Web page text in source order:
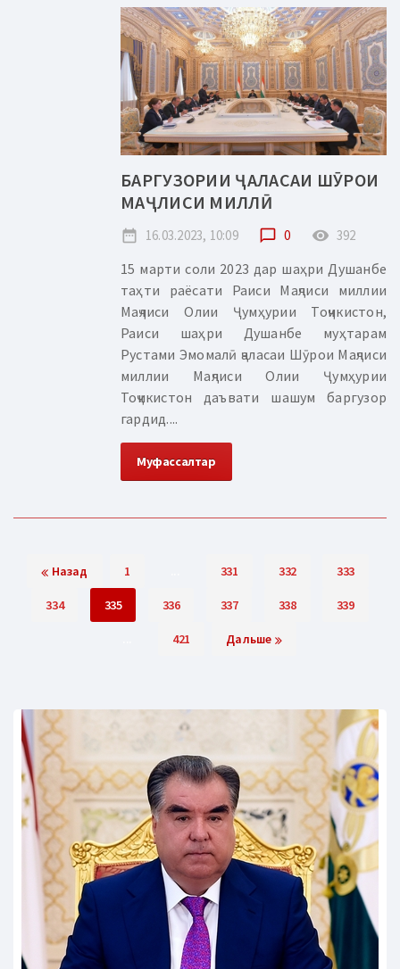
БАРГУЗОРИИ ҶАЛАСАИ ШӮРОИ
МАҶЛИСИ МИЛЛӢ
date_range 16.03.2023, 10:09 chat_bubble_outline 0 remove_red_eye 392
15 марти соли 2023 дар шаҳри Душанбе
таҳти раёсати Раиси Маҷлиси миллии
Маҷлиси Олии Ҷумҳурии Тоҷикистон,
Раиси шаҳри Душанбе муҳтарам
Рустами Эмомалӣ ҷаласаи Шӯрои Маҷлиси
миллии Маҷлиси Олии Ҷумҳурии
Тоҷикистон даъвати шашум баргузор
гардид....
Муфассалтар
Назад 1 331 332 333
334 335 336 337 338 339
421 Дальше